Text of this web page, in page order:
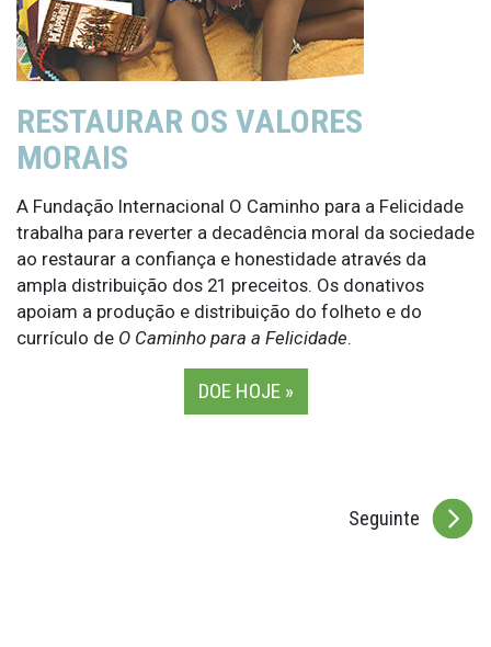
RESTAURAR OS VALORES
MORAIS
A Fundação Internacional O Caminho para a Felicidade
trabalha para reverter a decadência moral da sociedade
ao restaurar a confiança e honestidade através da
ampla distribuição dos 21 preceitos. Os donativos
apoiam a produção e distribuição do folheto e do
currículo de O Caminho para a Felicidade.
DOE HOJE »
Seguinte